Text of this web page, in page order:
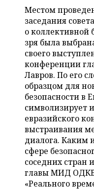
КИБЕРСПОРТ
ФИГУРНОЕ КАТАНИЕ
ВОДНЫЕ ВИДЫ
ХОККЕЙ С МЯЧОМ
КУЛЬТУРА
МЕДИЦИНА
ОБРАЗОВАНИЕ
ПРОИСШЕСТВИЯ
СПИСОК КОМПАНИЙ
Местом
заседания
о коллективной
зря была
своего
конференции
Лавров. По его
образцом для
безопасности в
символизирует
евразийского
выстраивания
диалога. Каким
сфере
соседних стран
главы МИД
«Реального